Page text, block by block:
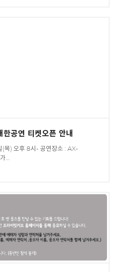
공연 티켓오픈 안내
(목) 오후 8시- 공연장소 : AX-
…